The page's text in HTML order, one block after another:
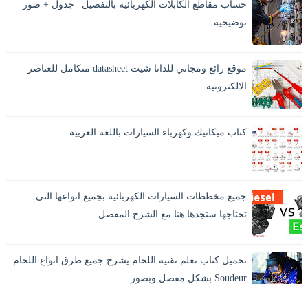
أثناء الطريق وتكو...
حساب مقاطع الكابلات الكهربائية بالتفصيل | جدول + صور
توضيحية
اختيار مقطع كابل غير...
موقع رائع ومجاني للداتا شيت datasheet متكامل للعناصر
الالكترونية
كتاب ميكانيك وكهرباء السيارات باللغة العربية
جميع مخططات السيارات الكهربائية بجميع انواعها التي
تحتاجها ستجدها هنا مع الشرح المفصل
تحميل كتاب تعلم تقنية اللحام يشرح جميع طرق انواع اللحام
Soudeur بشكل مفصل وبصور